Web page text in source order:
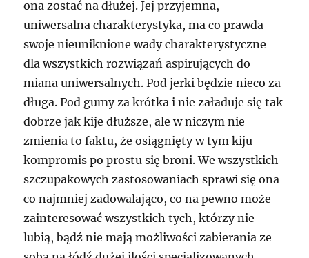
ona zostać na dłużej. Jej przyjemna,
uniwersalna charakterystyka, ma co prawda
swoje nieuniknione wady charakterystyczne
dla wszystkich rozwiązań aspirujących do
miana uniwersalnych. Pod jerki będzie nieco za
długa. Pod gumy za krótka i nie załaduje się tak
dobrze jak kije dłuższe, ale w niczym nie
zmienia to faktu, że osiągnięty w tym kiju
kompromis po prostu się broni. We wszystkich
szczupakowych zastosowaniach sprawi się ona
co najmniej zadowalająco, co na pewno może
zainteresować wszystkich tych, którzy nie
lubią, bądź nie mają możliwości zabierania ze